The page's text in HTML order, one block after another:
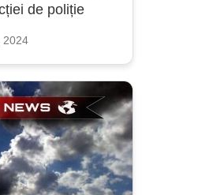
de poliție
2024